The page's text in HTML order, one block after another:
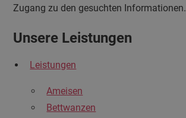
Zugang zu den gesuchten Informationen.
Unsere Leistungen
Leistungen
Ameisen
Bettwanzen